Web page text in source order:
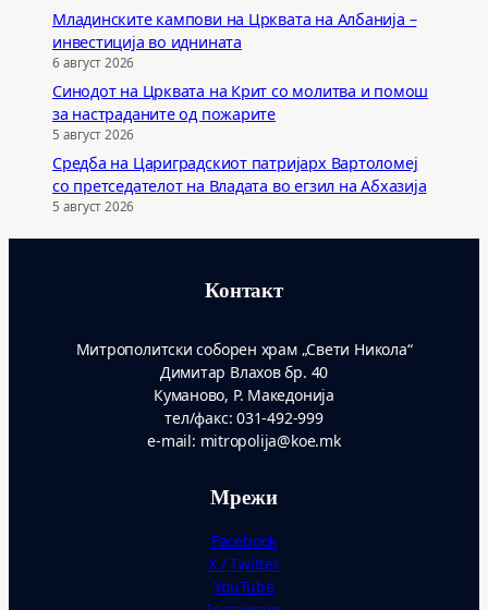
Младинските кампови на Црквата на Албанија –
инвестиција во иднината
6 август 2026
Синодот на Црквата на Крит со молитва и помош
за настраданите од пожарите
5 август 2026
Средба на Цариградскиот патријарх Вартоломеј
со претседателот на Владата во егзил на Абхазија
5 август 2026
Контакт
Митрополитски соборен храм „Свети Никола“
Димитар Влахов бр. 40
Куманово, Р. Македонија
тел/факс: 031-492-999
e-mail: mitropolija@koe.mk
Мрежи
Facebook
X / Twitter
YouTube